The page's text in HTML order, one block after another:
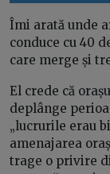
Îmi arată unde
conduce cu 40
care merge și
El crede că
deplânge
„lucrurile erau
amenajarea
trage o privire